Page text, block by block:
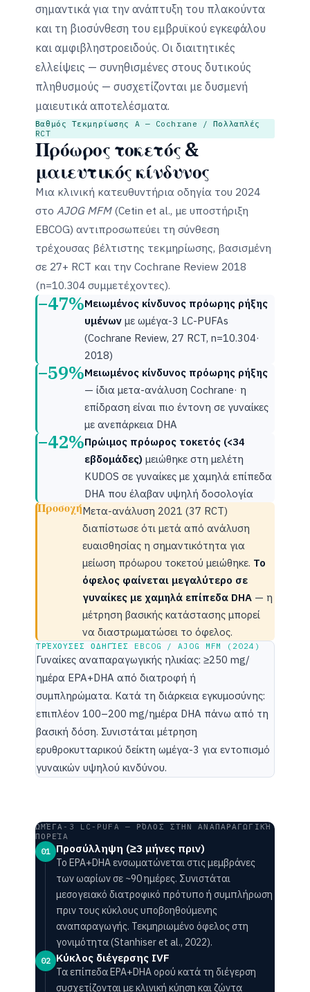
σημαντικά για την ανάπτυξη του πλακούντα
και τη βιοσύνθεση του εμβρυϊκού εγκεφάλου
και αμφιβληστροειδούς. Οι διαιτητικές
ελλείψεις — συνηθισμένες στους δυτικούς
πληθυσμούς — συσχετίζονται με δυσμενή
μαιευτικά αποτελέσματα.
Βαθμός Τεκμηρίωσης A — Cochrane / Πολλαπλές
RCT
Πρόωρος τοκετός &
μαιευτικός κίνδυνος
Μια κλινική κατευθυντήρια οδηγία του 2024
στο AJOG MFM(Cetin et al., με υποστήριξη
EBCOG) αντιπροσωπεύει τη σύνθεση
τρέχουσας βέλτιστης τεκμηρίωσης, βασισμένη
σε 27+ RCT και την Cochrane Review 2018
(n=10.304 συμμετέχοντες).
−47%Μειωμένος κίνδυνος πρόωρης ρήξης
υμένωνμε ωμέγα-3 LC-PUFAs
(Cochrane Review, 27 RCT, n=10.304·
2018)
−59%Μειωμένος κίνδυνος πρόωρης ρήξης
— ίδια μετα-ανάλυση Cochrane· η
επίδραση είναι πιο έντονη σε γυναίκες
με ανεπάρκεια DHA
−42%Πρώιμος πρόωρος τοκετός (<34
εβδομάδες) μειώθηκε στη μελέτη
KUDOS σε γυναίκες με χαμηλά επίπεδα
DHA που έλαβαν υψηλή δοσολογία
ΠροσοχήΜετα-ανάλυση 2021 (37 RCT)
διαπίστωσε ότι μετά από ανάλυση
ευαισθησίας η σημαντικότητα για
μείωση πρόωρου τοκετού μειώθηκε. Το
όφελος φαίνεται μεγαλύτερο σε
γυναίκες με χαμηλά επίπεδα DHA— η
μέτρηση βασικής κατάστασης μπορεί
να διαστρωματώσει το όφελος.
ΤΡΈΧΟΥΣΕΣ ΟΔΗΓΊΕΣ EBCOG / AJOG MFM (2024)
Γυναίκες αναπαραγωγικής ηλικίας: ≥250 mg/
ημέρα EPA+DHA από διατροφή ή
συμπληρώματα. Κατά τη διάρκεια εγκυμοσύνης:
επιπλέον 100–200 mg/ημέρα DHA πάνω από τη
βασική δόση. Συνιστάται μέτρηση
ερυθροκυτταρικού δείκτη ωμέγα-3 για εντοπισμό
γυναικών υψηλού κινδύνου.
ΩΜΈΓΑ-3 LC-PUFA — ΡΌΛΟΣ ΣΤΗΝ ΑΝΑΠΑΡΑΓΩΓΙΚΉ
ΠΟΡΕΊΑ
01 Προσύλληψη (≥3 μήνες πριν)
Το EPA+DHA ενσωματώνεται στις μεμβράνες
των ωαρίων σε ~90 ημέρες. Συνιστάται
μεσογειακό διατροφικό πρότυπο ή συμπλήρωση
πριν τους κύκλους υποβοηθούμενης
αναπαραγωγής. Τεκμηριωμένο όφελος στη
γονιμότητα (Stanhiser et al., 2022).
02 Κύκλος διέγερσης IVF
Τα επίπεδα EPA+DHA ορού κατά τη διέγερση
συσχετίζονται με κλινική κύηση και ζώντα